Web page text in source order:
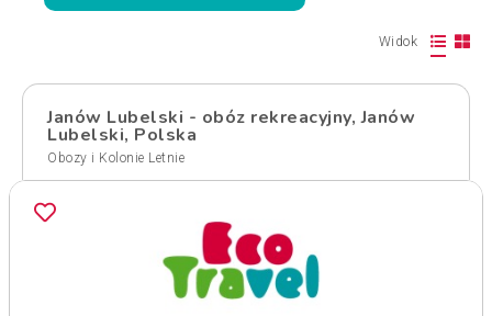
Widok
Janów Lubelski - obóz rekreacyjny, Janów
Lubelski, Polska
Obozy i Kolonie Letnie